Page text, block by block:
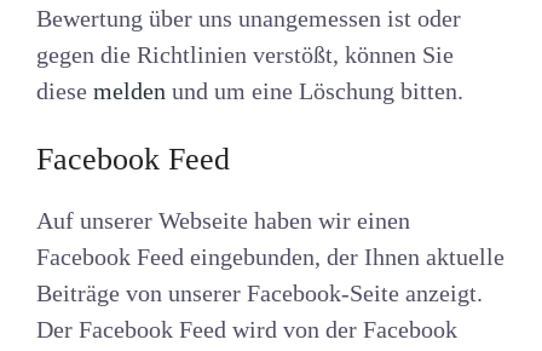
Bewertung über uns unangemessen ist oder
gegen die Richtlinien verstößt, können Sie
diese melden und um eine Löschung bitten.
Facebook Feed
Auf unserer Webseite haben wir einen
Facebook Feed eingebunden, der Ihnen aktuelle
Beiträge von unserer Facebook-Seite anzeigt.
Der Facebook Feed wird von der Facebook